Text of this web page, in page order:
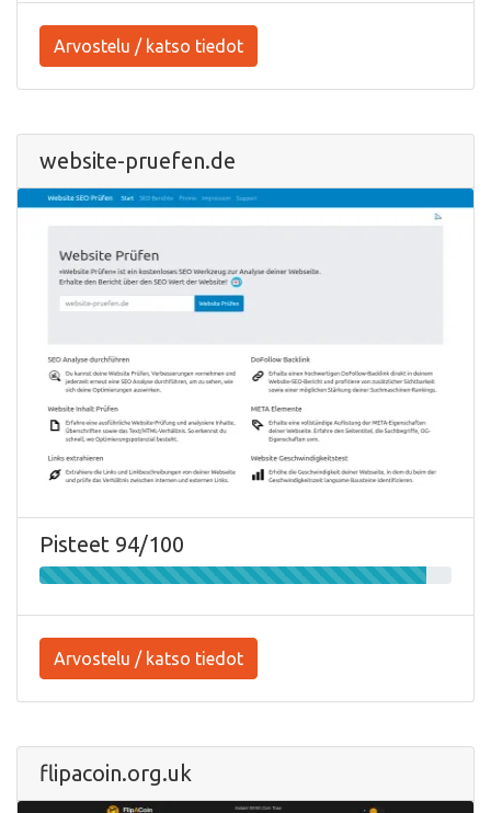
Arvostelu / katso tiedot
website-pruefen.de
Pisteet 94/100
Arvostelu / katso tiedot
flipacoin.org.uk